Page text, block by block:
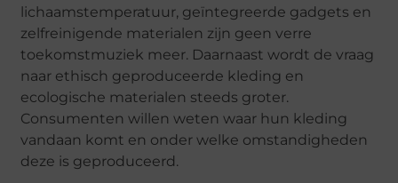
lichaamstemperatuur, geïntegreerde gadgets en
zelfreinigende materialen zijn geen verre
toekomstmuziek meer. Daarnaast wordt de vraag
naar ethisch geproduceerde kleding en
ecologische materialen steeds groter.
Consumenten willen weten waar hun kleding
vandaan komt en onder welke omstandigheden
deze is geproduceerd.